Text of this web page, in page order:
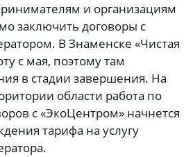
и организациям
заключить договоры с
В Знаменске «Чистая
с мая, поэтому там
в стадии завершения. На
области работа по
с «ЭкоЦентром» начнется
тарифа на услугу